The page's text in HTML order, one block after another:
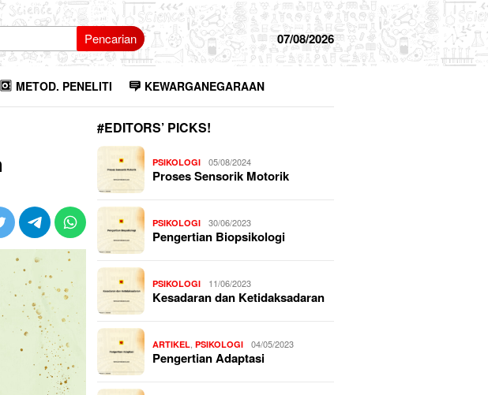
Pencarian 07/08/2026
METOD. PENELITI KEWARGANEGARAAN
#EDITORS’ PICKS!
PSIKOLOGI 05/08/2024
Proses Sensorik Motorik
PSIKOLOGI 30/06/2023
Pengertian Biopsikologi
PSIKOLOGI 11/06/2023
Kesadaran dan Ketidaksadaran
ARTIKEL ,PSIKOLOGI 04/05/2023
Pengertian Adaptasi